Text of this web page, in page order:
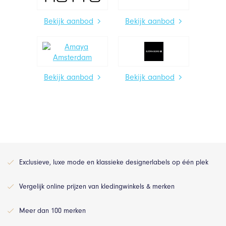
Bekijk aanbod Bekijk aanbod
Bekijk aanbod Bekijk aanbod
Exclusieve, luxe mode en klassieke designerlabels op één plek
Vergelijk online prijzen van kledingwinkels & merken
Meer dan 100 merken